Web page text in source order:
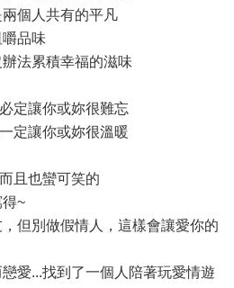
個人共有的平凡
品味
法累積幸福的滋味
定讓你或妳很難忘
定讓你或妳很溫暖
且也蠻可笑的
~
，但別做假情人，這樣會讓愛你的
愛...找到了一個人陪著玩愛情遊